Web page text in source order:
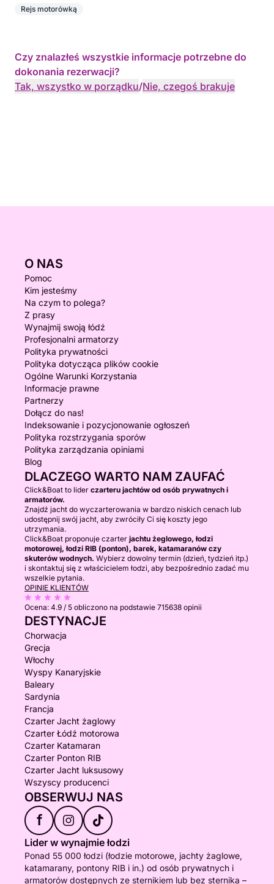
Rejs motorówką
Czy znalazłeś wszystkie informacje potrzebne do
dokonania rezerwacji?
Tak, wszystko w porządku/Nie, czegoś brakuje
O NAS
Pomoc
Kim jesteśmy
Na czym to polega?
Z prasy
Wynajmij swoją łódź
Profesjonalni armatorzy
Polityka prywatności
Polityka dotycząca plików cookie
Ogólne Warunki Korzystania
Informacje prawne
Partnerzy
Dołącz do nas!
Indeksowanie i pozycjonowanie ogłoszeń
Polityka rozstrzygania sporów
Polityka zarządzania opiniami
Blog
DLACZEGO WARTO NAM ZAUFAĆ
Click&Boat to lider czarteru jachtów od osób prywatnych i
armatorów.
Znajdź jacht do wyczarterowania w bardzo niskich cenach lub
udostępnij swój jacht, aby zwróciły Ci się koszty jego
utrzymania.
Click&Boat proponuje czarter jachtu żeglowego, łodzi
motorowej, łodzi RIB (ponton), barek, katamaranów czy
skuterów wodnych. Wybierz dowolny termin (dzień, tydzień itp.)
i skontaktuj się z właścicielem łodzi, aby bezpośrednio zadać mu
wszelkie pytania.
OPINIE KLIENTÓW
Ocena: 4.9 / 5 obliczono na podstawie 715638 opinii
DESTYNACJE
Chorwacja
Grecja
Włochy
Wyspy Kanaryjskie
Baleary
Sardynia
Francja
Czarter Jacht żaglowy
Czarter Łódź motorowa
Czarter Katamaran
Czarter Ponton RIB
Czarter Jacht luksusowy
Wszyscy producenci
OBSERWUJ NAS
f
Lider w wynajmie łodzi
Ponad 55 000 łodzi (łodzie motorowe, jachty żaglowe,
katamarany, pontony RIB i in.) od osób prywatnych i
armatorów dostępnych ze sternikiem lub bez sternika –